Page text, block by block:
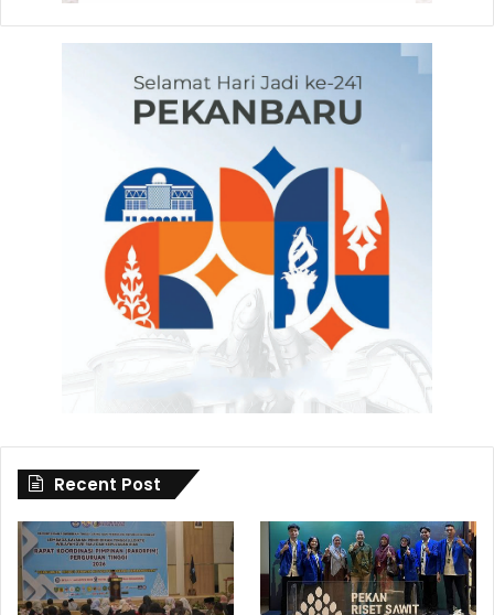
Recent Post